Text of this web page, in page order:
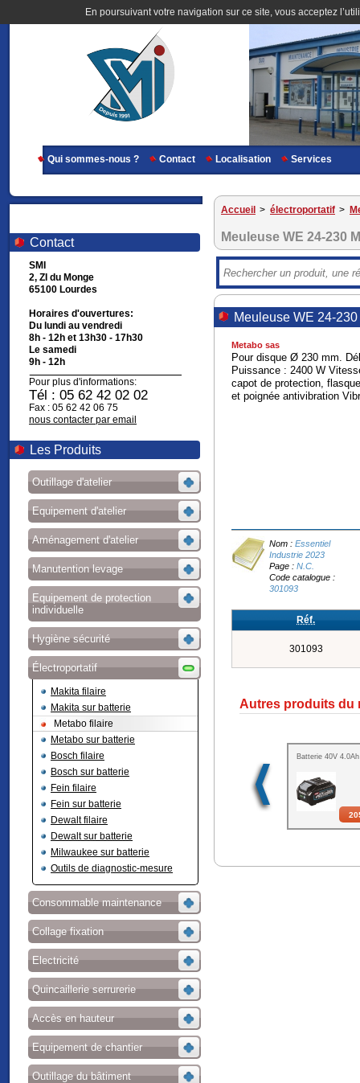
En poursuivant votre navigation sur ce site, vous acceptez
Qui sommes-nous ? Contact Localisation Services
Contact
SMI
2, ZI du Monge
65100 Lourdes
Horaires d'ouvertures:
Du lundi au vendredi
8h - 12h et 13h30 - 17h30
Le samedi
9h - 12h
Pour plus d'informations:
Tél : 05 62 42 02 02
Fax : 05 62 42 06 75
nous contacter par email
Les Produits
Outillage d'atelier
Equipement d'atelier
Aménagement d'atelier
Manutention levage
Equipement de protection
individuelle
Hygiène sécurité
Électroportatif
Makita filaire
Makita sur batterie
Metabo filaire
Metabo sur batterie
Bosch filaire
Bosch sur batterie
Fein filaire
Fein sur batterie
Dewalt filaire
Dewalt sur batterie
Milwaukee sur batterie
Outils de diagnostic-mesure
Consommable maintenance
Collage fixation
Electricité
Quincaillerie serrurerie
Accès en hauteur
Equipement de chantier
Outillage du bâtiment
Accueil > électroportatif >
Meuleuse WE 24-230
Meuleuse WE 24-
Metabo sas
Pour disque Ø 230 mm.
Puissance : 2400 W
capot de protection,
et poignée antivibration
Nom :Essentiel
Industrie 2023
Page :N.C.
Code catalogue :
301093
Réf.
301093
Autres produits du
Batterie 40V 4.0Ah